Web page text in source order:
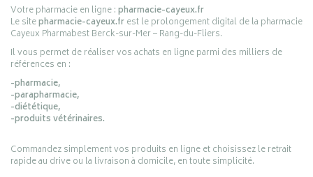
Votre pharmacie en ligne :pharmacie-cayeux.fr
Le sitepharmacie-cayeux.frest le prolongement digital de la pharmacie
Cayeux Pharmabest Berck-sur-Mer – Rang-du-Fliers.
Il vous permet de réaliser vos achats en ligne parmi des milliers de
références en :
-pharmacie,
-parapharmacie,
-diététique,
-produits vétérinaires.
Commandez simplement vos produits en ligne et choisissez le retrait
rapide au drive ou la livraison à domicile, en toute simplicité.